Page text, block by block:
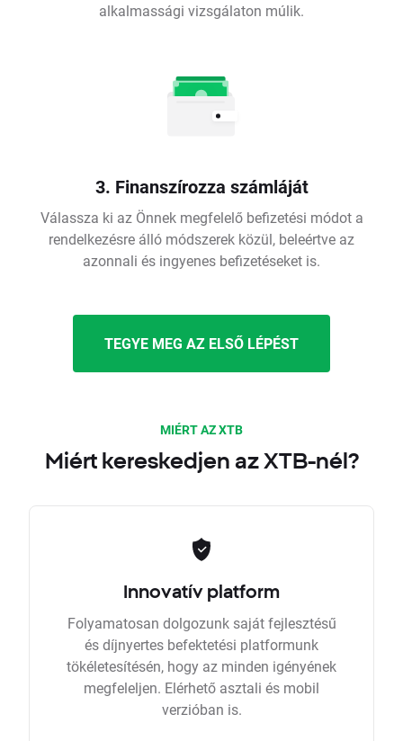
alkalmassági vizsgálaton múlik.
3. Finanszírozza számláját
Válassza ki az Önnek megfelelő befizetési módot a
rendelkezésre álló módszerek közül, beleértve az
azonnali és ingyenes befizetéseket is.
TEGYE MEG AZ ELSŐ LÉPÉST
MIÉRT AZ XTB
Miért kereskedjen az XTB-nél?
Innovatív platform
Folyamatosan dolgozunk saját fejlesztésű
és díjnyertes befektetési platformunk
tökéletesítésén, hogy az minden igényének
megfeleljen. Elérhető asztali és mobil
verzióban is.